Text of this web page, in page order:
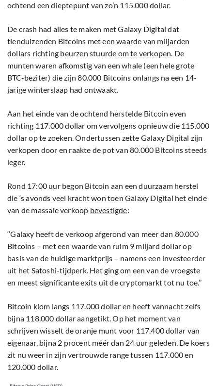
ochtend een dieptepunt van zo’n 115.000 dollar.
De crash had alles te maken met Galaxy Digital dat
tienduizenden Bitcoins met een waarde van miljarden
dollars richting beurzen stuurde om te verkopen. De
munten waren afkomstig van een whale (een hele grote
BTC-beziter) die zijn 80.000 Bitcoins onlangs na een 14-
jarige winterslaap had ontwaakt.
Aan het einde van de ochtend herstelde Bitcoin even
richting 117.000 dollar om vervolgens opnieuw die 115.000
dollar op te zoeken. Ondertussen zette Galaxy Digital zijn
verkopen door en raakte de pot van 80.000 Bitcoins steeds
leger.
Rond 17:00 uur begon Bitcoin aan een duurzaam herstel
die ‘s avonds veel kracht won toen Galaxy Digital het einde
van de massale verkoop bevestigde:
‘’Galaxy heeft de verkoop afgerond van meer dan 80.000
Bitcoins – met een waarde van ruim 9 miljard dollar op
basis van de huidige marktprijs – namens een investeerder
uit het Satoshi-tijdperk. Het ging om een van de vroegste
en meest significante exits uit de cryptomarkt tot nu toe.’’
Bitcoin klom langs 117.000 dollar en heeft vannacht zelfs
bijna 118.000 dollar aangetikt. Op het moment van
schrijven wisselt de oranje munt voor 117.400 dollar van
eigenaar, bijna 2 procent méér dan 24 uur geleden. De koers
zit nu weer in zijn vertrouwde range tussen 117.000 en
120.000 dollar.